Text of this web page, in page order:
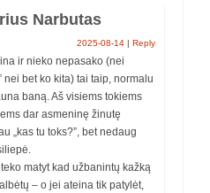
įvyko – rezultatai!
lenktynės
Narbutas
2025-08-14 | Reply
ir nieko nepasako (nei
nei bet ko kita) tai taip, normalu
baną. Aš visiems tokiems
dar asmeninę žinutę
„kas tu toks?”, bet nedaug
matyt kad užbanintų kažką
– o jei ateina tik patylėt,